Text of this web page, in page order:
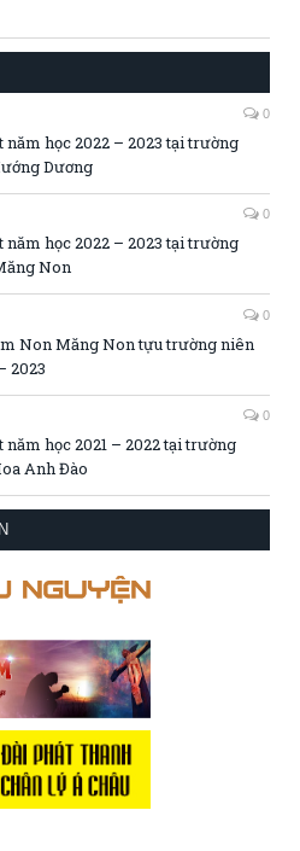
0
năm học 2022 – 2023 tại trường
Dương
0
năm học 2022 – 2023 tại trường
Non
0
Non Măng Non tựu trường niên
2023
0
năm học 2021 – 2022 tại trường
Anh Đào